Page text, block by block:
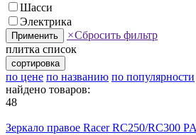
Шасси
Электрика
Применить ×Сбросить фильтр
плитка список
сортировка
по цене по названию по популярности
найдено товаров:
48
Зеркало правое Racer RC250/RC300